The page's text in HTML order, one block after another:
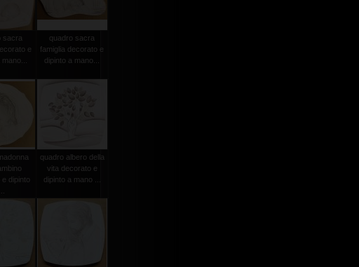
sacra
e
quadro sacra
famiglia decorato e
dipinto a mano...
dipinto
quadro albero della
vita decorato e
dipinto a mano ...